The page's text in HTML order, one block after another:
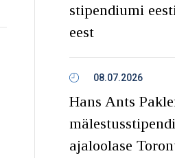
stipendiumi
eest
08.07.2026
Hans Ants
ajaloolase